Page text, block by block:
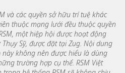
và các quyền sở hữu trí tuệ khác
thuộc mạng lưới đều thuộc quyền
một hiệp hội được hoạt động
Sỹ, được đặt tại Zug. Nội dung
không nên được hiểu là dùng
trường hợp cụ thể. RSM Việt